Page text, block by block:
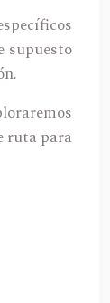
supuesto
ruta para